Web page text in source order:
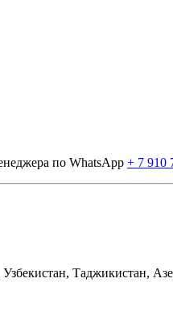
по WhatsApp + 7 910
Узбекистан, Таджикистан,